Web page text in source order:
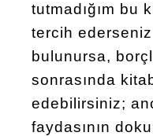
tutmadığım bu
tercih
bulunursa,
sonrasında
edebilirsiniz;
faydasının